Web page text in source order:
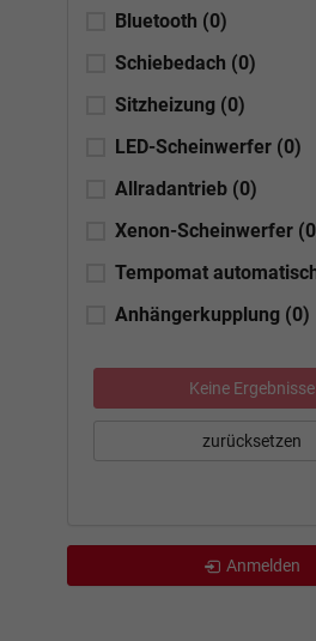
Bluetooth (0)
Schiebedach (0)
Sitzheizung (0)
LED-Scheinwerfer (0)
Allradantrieb (0)
Xenon-Scheinwerfer
Tempomat
Anhängerkupplung (0)
Keine Ergebnisse
zurücksetzen
Anmelden